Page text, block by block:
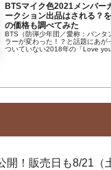
BTSマイク色2021メンバー
ークション出品はされる？
の価格も調べてみた
BTS（防弾少年団／愛称：バンタ
ラーが変わった！？と話題にあが
ついていない2018年の「Love
上がるBTSのマイク。マイクが
マイクカラー最新情報BTSマイク
た。スワロスキーがついてメンバ
開！販売日も8/21（